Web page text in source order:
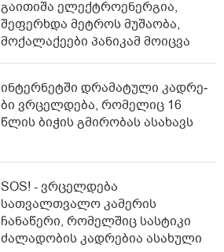
გაითიშა ელექტროენერგია,
შეფერხდა მეტროს მუშაობა,
მოქალაქეები პანიკამ მოიცვა
ინ­ტერ­ნეტ­ში დრა­მა­ტუ­ლი კად­რე­
ბი ვრცელდება, რომელიც 16
წლის ბიჭის გმირობას ასახავს
SOS! - ვრცელდება
სათვალთვალო კამერის
ჩანაწერი, რომელშიც სასტიკი
ძალადობის კადრებია ასახული